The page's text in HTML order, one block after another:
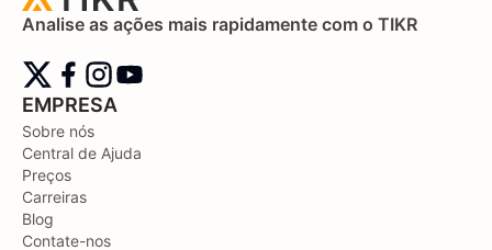
Analise as ações mais rapidamente com o TIKR
EMPRESA
Sobre nós
Central de Ajuda
Preços
Carreiras
Blog
Contate-nos